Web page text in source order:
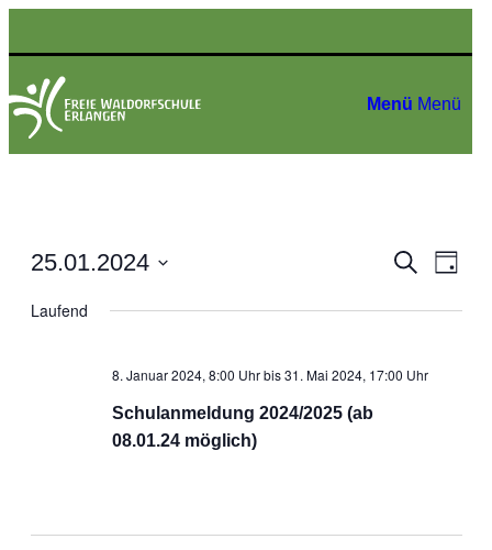
Menü Menü
und
Suche
Tag
25.01.2024
wählen.
Laufend
8. Januar 2024, 8:00 Uhrbis31. Mai 2024, 17:00 Uhr
Schulanmeldung 2024/2025 (ab
08.01.24 möglich)